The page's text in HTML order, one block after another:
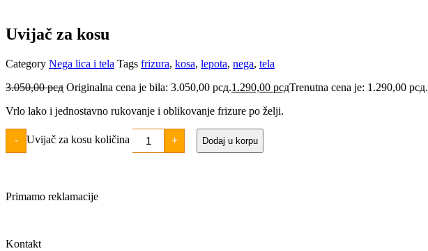
Uvijač za kosu
Category Nega lica i tela Tags frizura, kosa, lepota, nega, tela
3.050,00рсд Originalna cena je bila: 3.050,00 рсд.1.290,00 рсдTrenutna cena je: 1.290,00 рсд.
Vrlo lako i jednostavno rukovanje i oblikovanje frizure po želji.
- Uvijač za kosu količina + Dodaj u korpu
Primamo reklamacije
Kontakt